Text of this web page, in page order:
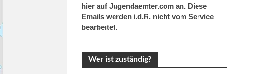
hier auf Jugendaemter.com an. Diese
Emails werden i.d.R. nicht vom Service
bearbeitet.
Wer ist zuständig?